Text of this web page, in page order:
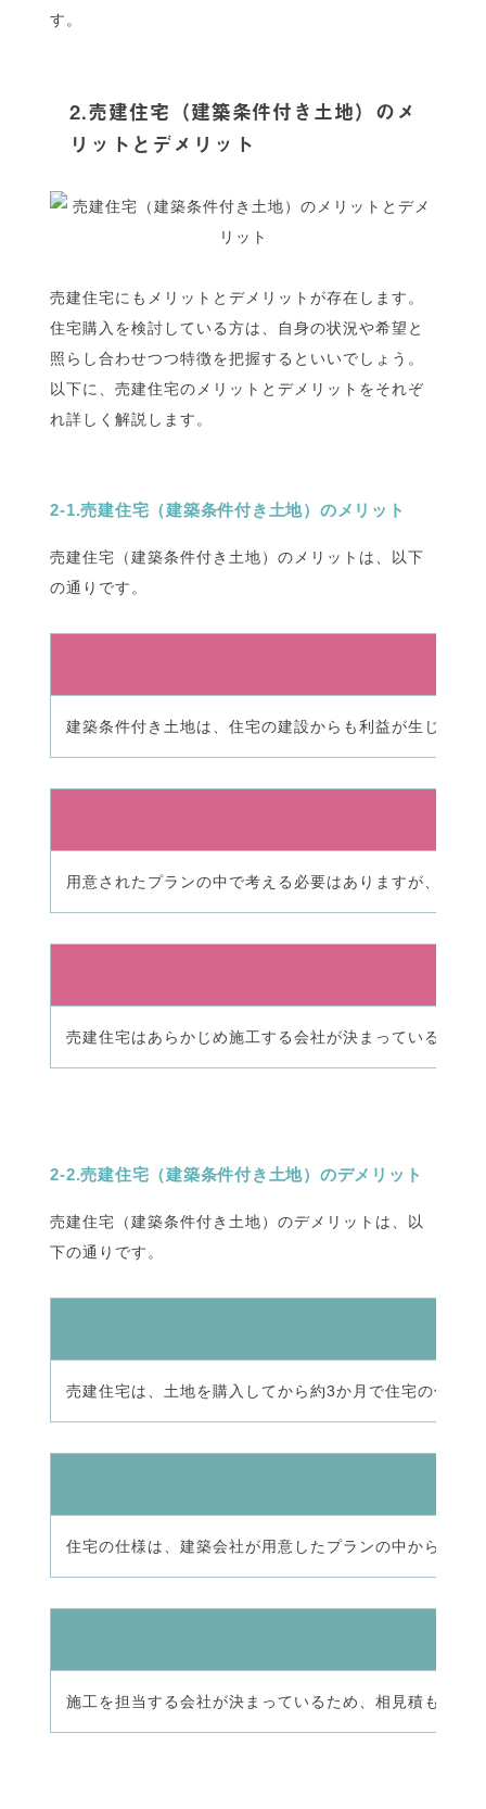
す。
2.売建住宅（建築条件付き土地）のメ
リットとデメリット
売建住宅にもメリットとデメリットが存在します。
住宅購入を検討している方は、自身の状況や希望と
照らし合わせつつ特徴を把握するといいでしょう。
以下に、売建住宅のメリットとデメリットをそれぞ
れ詳しく解説します。
2-1.売建住宅（建築条件付き土地）のメリット
売建住宅（建築条件付き土地）のメリットは、以下
の通りです。
建築条件付き土地は、住宅の建設からも利益が生じるこ
用意されたプランの中で考える必要はありますが、施
売建住宅はあらかじめ施工する会社が決まっている分、
2-2.売建住宅（建築条件付き土地）のデメリット
売建住宅（建築条件付き土地）のデメリットは、以
下の通りです。
売建住宅は、土地を購入してから約3か月で住宅の仕様
住宅の仕様は、建築会社が用意したプランの中から決め
施工を担当する会社が決まっているため、相見積もりに